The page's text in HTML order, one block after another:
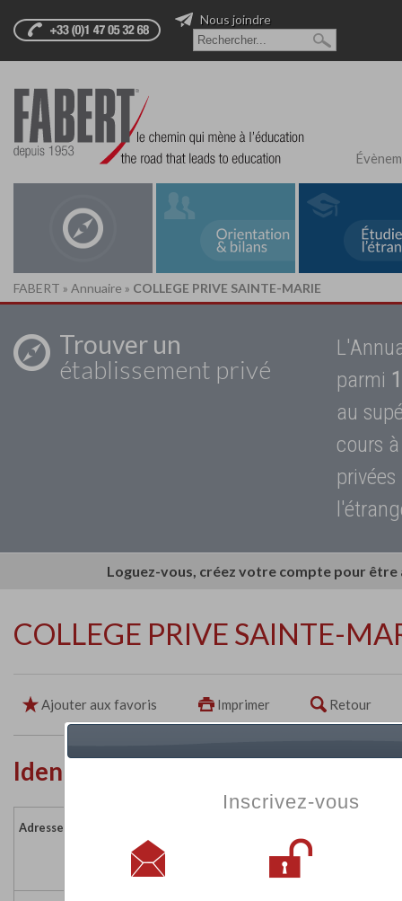
Nous joindre
FABERT » Annuaire » COLLEGE PRIVE SAINTE-MARIE
Trouver un
établissement privé
parmi
au
cours
Loguez-vous, créez votre compte pour
COLLEGE PRIVE SAINTE-
Ajouter aux favoris Imprimer Retour
Identité de l'établissement
Adresse :
Inscrivez-vous